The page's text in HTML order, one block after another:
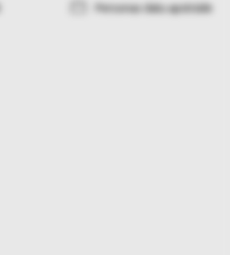
Personas datu apstrāde